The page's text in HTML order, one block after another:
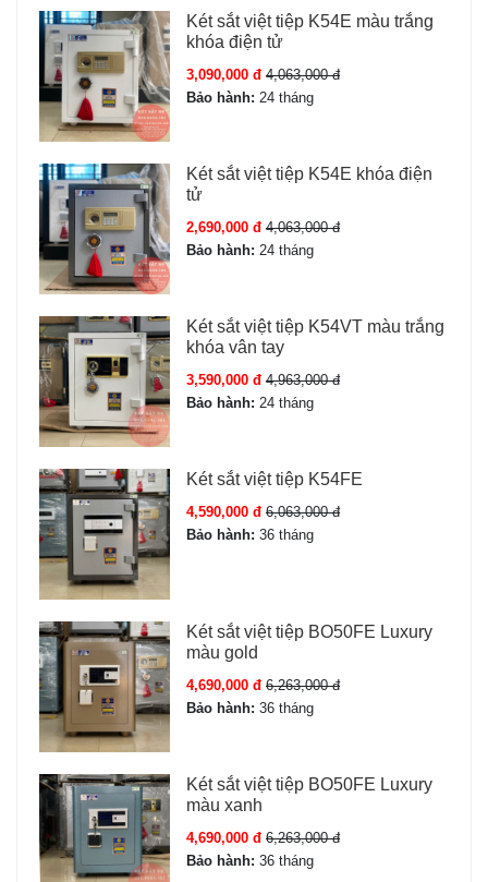
Két sắt việt tiệp K54E màu trắng
khóa điện tử
3,090,000 đ 4,063,000 đ
Bảo hành: 24 tháng
Két sắt việt tiệp K54E khóa điện
tử
2,690,000 đ 4,063,000 đ
Bảo hành: 24 tháng
Két sắt việt tiệp K54VT màu trắng
khóa vân tay
3,590,000 đ 4,963,000 đ
Bảo hành: 24 tháng
Két sắt việt tiệp K54FE
4,590,000 đ 6,063,000 đ
Bảo hành: 36 tháng
Két sắt việt tiệp BO50FE Luxury
màu gold
4,690,000 đ 6,263,000 đ
Bảo hành: 36 tháng
Két sắt việt tiệp BO50FE Luxury
màu xanh
4,690,000 đ 6,263,000 đ
Bảo hành: 36 tháng